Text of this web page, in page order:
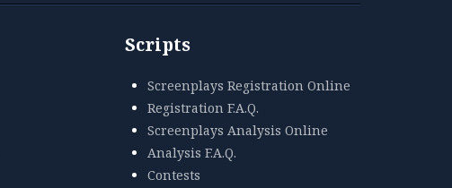
Scripts
Screenplays Registration Online
Registration F.A.Q.
Screenplays Analysis Online
Analysis F.A.Q.
Contests